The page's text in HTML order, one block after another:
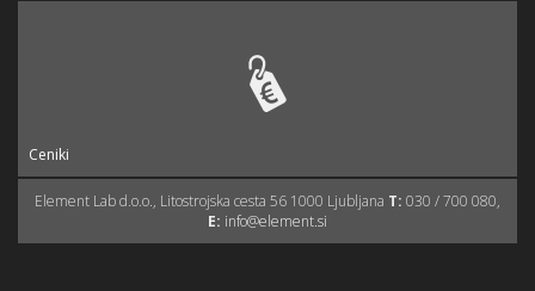
Ceniki
Element Lab d.o.o., Litostrojska cesta 56 1000 Ljubljana T: 030 / 700 080,
E: info@element.si